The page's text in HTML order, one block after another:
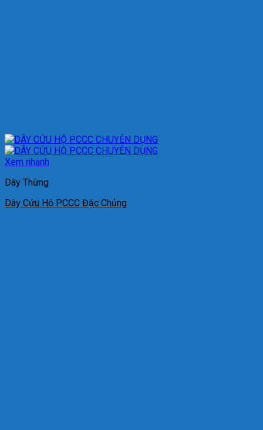
Xem nhanh
Dây Thừng
Dây Cứu Hộ PCCC Đặc Chủng